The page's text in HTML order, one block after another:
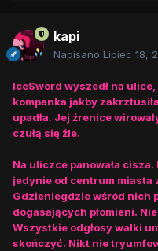
kapi
Napisano Lipiec 18,
IceSword wyszedł na
kompanka jakby
upadła. Jej źrenice
czułą się źle.
Na uliczce panowała
jedynie od centrum miasta
Gdzieniegdzie wśród nich
dogasających płomieni.
Wszystkie odgłosy walki
skończyć. Nikt nie